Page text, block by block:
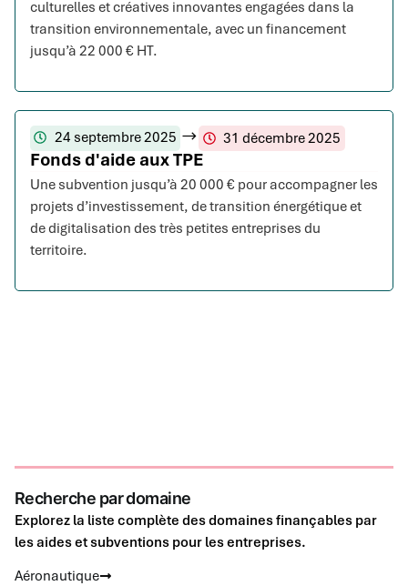
culturelles et créatives innovantes engagées dans la
transition environnementale, avec un financement
jusqu’à 22 000 € HT.
24 septembre 2025 31 décembre 2025
Fonds d'aide aux TPE
Une subvention jusqu’à 20 000 € pour accompagner les
projets d’investissement, de transition énergétique et
de digitalisation des très petites entreprises du
territoire.
Recherche par domaine
Explorez la liste complète des domaines finançables par
les aides et subventions pour les entreprises.
Aéronautique